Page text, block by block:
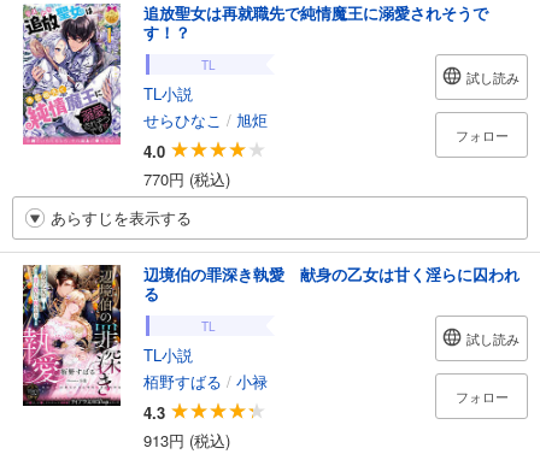
追放聖女は再就職先で純情魔王に溺愛されそうで
す！？
TL
TL小説
せらひなこ / 旭炬
4.0
770円 (税込)
試し読み
フォロー
あらすじを表示する
辺境伯の罪深き執愛 献身の乙女は甘く淫らに囚われ
る
TL
TL小説
栢野すばる / 小禄
4.3
913円 (税込)
試し読み
フォロー